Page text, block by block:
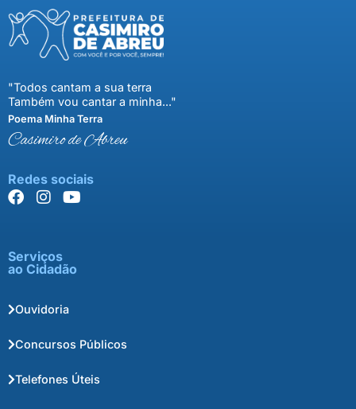
"Todos cantam a sua terra
Também vou cantar a minha..."
Poema Minha Terra
Casimiro de Abreu
Redes sociais
Serviços
ao Cidadão
Ouvidoria
Concursos Públicos
Telefones Úteis